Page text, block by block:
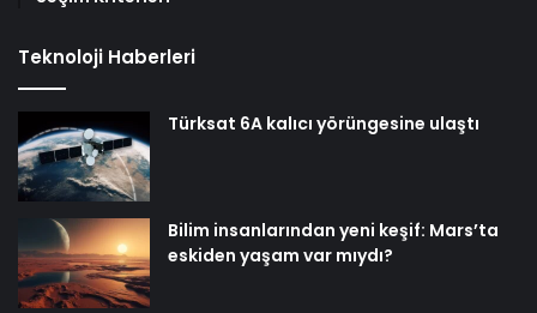
Teknoloji Haberleri
Türksat 6A kalıcı yörüngesine ulaştı
Bilim insanlarından yeni keşif: Mars’ta
eskiden yaşam var mıydı?